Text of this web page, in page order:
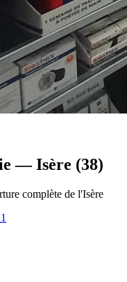
— Isère (38)
complète de l'Isère